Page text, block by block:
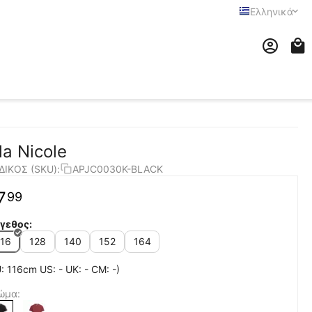
Ελληνικά
Nicole
(SKU): APJC0030K-BLACK
99
128 140 152 164
116cm US: - UK: - CM: -)